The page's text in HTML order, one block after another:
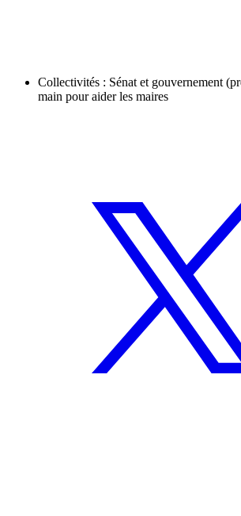
Collectivités : Sénat et gouvernement
main pour aider les maires